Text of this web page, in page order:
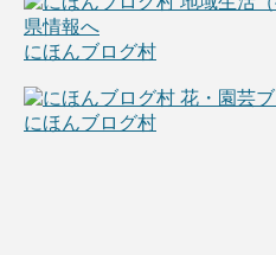
にほんブログ村
にほんブログ村